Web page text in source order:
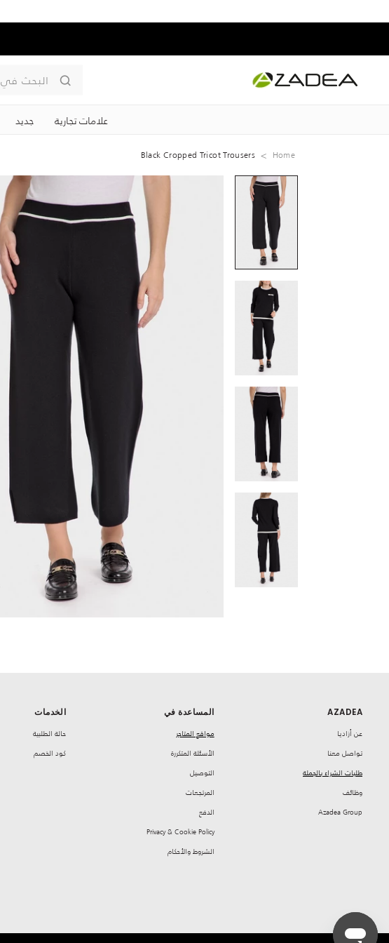
البحث في
علامات تجارية جديد
Home
Black Cropped Tricot Trousers
AZADEA
‏عن أزاديا
تواصل معنا
طلبات الشراء بالجملة
‏وظائف
Azadea Group
المساعدة في
مواقع المتاجر
‏الأسئلة المتكررة
‏التوصيل
‏المرتجعات
‏الدفع
Privacy & Cookie Policy
‏الشروط والأحكام
الخدمات
حالة الطلبية
كود الخصم